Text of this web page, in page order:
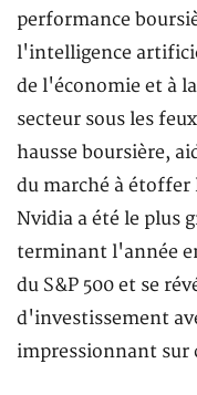
performance
l'intelligence
de l'économie et à
secteur sous les
hausse boursière,
du marché à étoffer
Nvidia a été le plus
terminant l'année
du S&P 500 et se
d'investissement
impressionnant sur